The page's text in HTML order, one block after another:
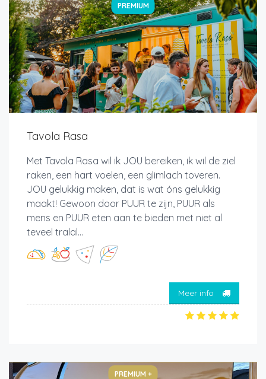
PREMIUM
Tavola Rasa
Met Tavola Rasa wil ik JOU bereiken, ik wil de ziel
raken, een hart voelen, een glimlach toveren.
JOU gelukkig maken, dat is wat óns gelukkig
maakt! Gewoon door PUUR te zijn, PUUR als
mens en PUUR eten aan te bieden met niet al
teveel tralal...
Meer info
PREMIUM +